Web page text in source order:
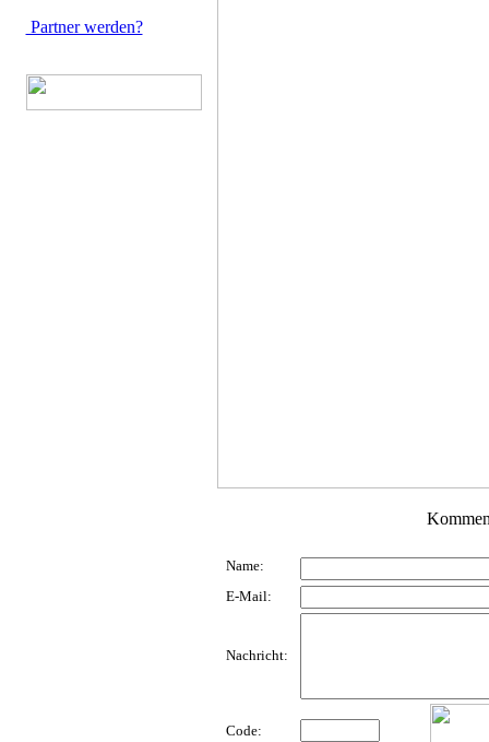
Partner werden?
Name:
E-Mail:
Nachricht:
Code: